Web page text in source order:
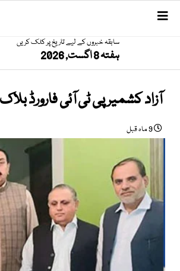
سابقہ خبروں کے لیے تاریخ پر کلک کریں
ہفتہ 8 اگست, 2026
آزاد کشمیر پی ٹی آئی فارورڈ بلاک کے 9 وزراء پیپلز پارٹی
9 ماہ قبل